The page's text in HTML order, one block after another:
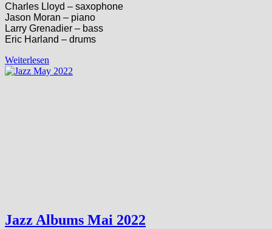
Charles Lloyd – saxophone
Jason Moran – piano
Larry Grenadier – bass
Eric Harland – drums
Weiterlesen
Jazz Albums Mai 2022